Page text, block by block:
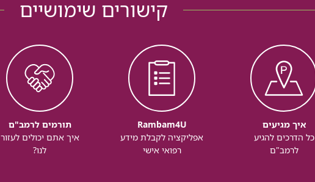
קישורים שימושיים
איך מגיעים
כל הדרכים להגיע
לרמב"ם
Rambam4U
אפליקציה לקבלת מידע
רפואי אישי
תורמים לרמב"ם
איך אתם יכולים לעזור
לנו?